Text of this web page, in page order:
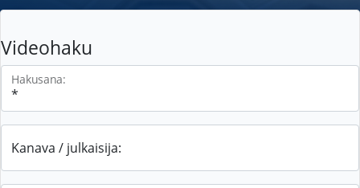
Videohaku
Hakusana:
Kanava / julkaisija: